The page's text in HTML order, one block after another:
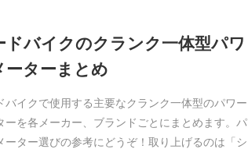
ドバイクのクランク一体型パワ
ーターまとめ
バイクで使用する主要なクランク一体型のパワー
ーを各メーカー、ブランドごとにまとめます。パ
ーター選びの参考にどうぞ！取り上げるのは「シ